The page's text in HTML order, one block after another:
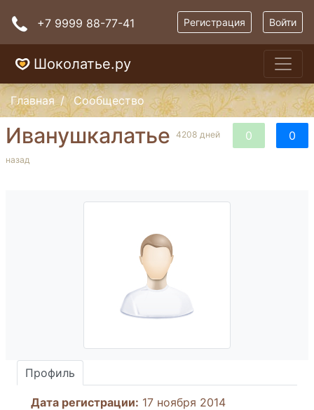
+7 9999 88-77-41 Регистрация Войти
Шоколатье.ру
Главная Сообщество
0 0
Иванушкалатье 4208 дней
назад
Профиль
Дата регистрации: 17 ноября 2014